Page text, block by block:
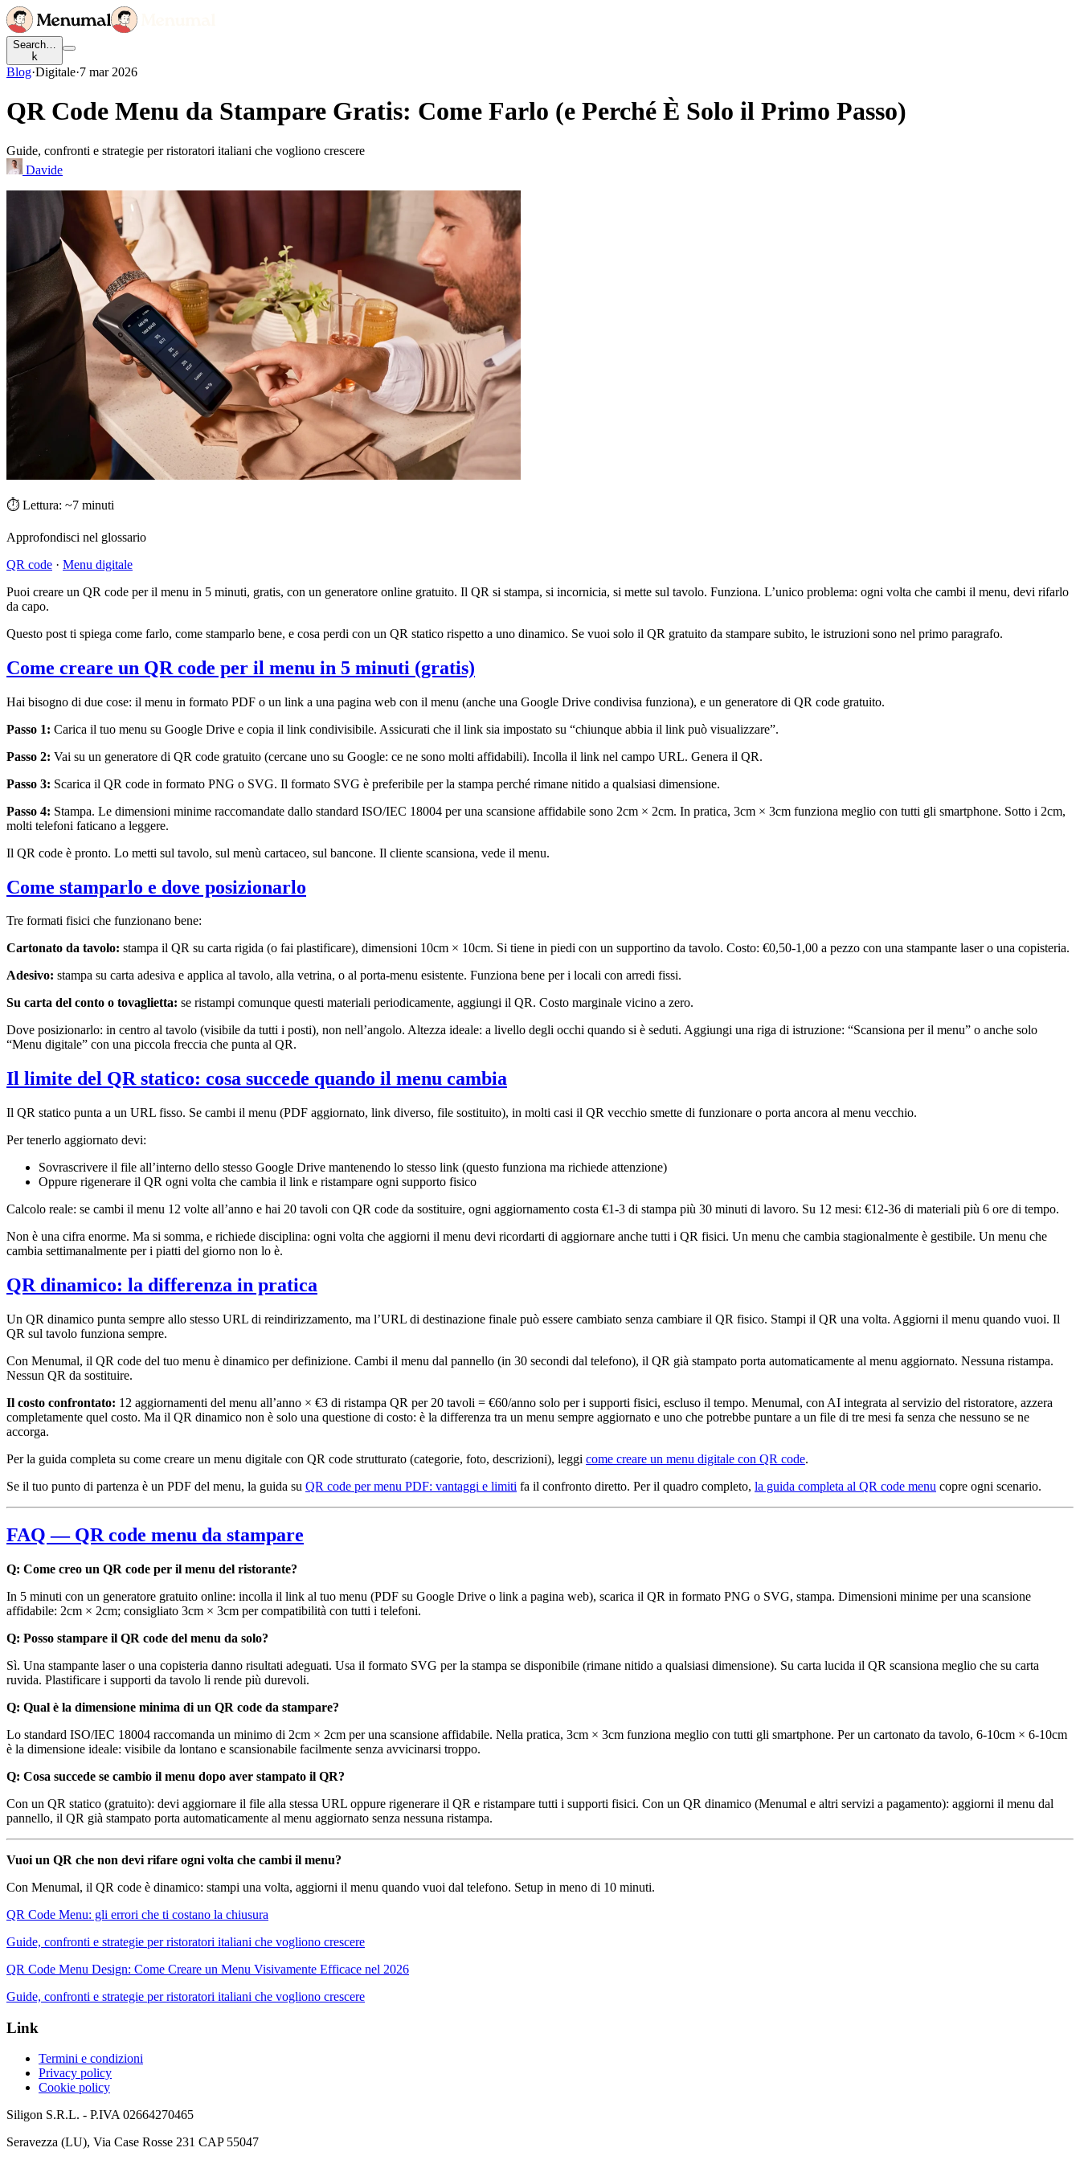
Search…
k
Blog·Digitale·7 mar 2026
QR Code Menu da Stampare Gratis: Come Farlo (e Perché È Solo il Primo Passo)
Guide, confronti e strategie per ristoratori italiani che vogliono crescere
Davide
⏱ Lettura: ~7 minuti
Approfondisci nel glossario
QR code · Menu digitale
Puoi creare un QR code per il menu in 5 minuti, gratis, con un generatore online gratuito. Il QR si stampa, si incornicia, si mette sul tavolo. Funziona. L’unico problema: ogni volta che cambi il menu, devi rifarlo
da capo.
Questo post ti spiega come farlo, come stamparlo bene, e cosa perdi con un QR statico rispetto a uno dinamico. Se vuoi solo il QR gratuito da stampare subito, le istruzioni sono nel primo paragrafo.
Come creare un QR code per il menu in 5 minuti (gratis)
Hai bisogno di due cose: il menu in formato PDF o un link a una pagina web con il menu (anche una Google Drive condivisa funziona), e un generatore di QR code gratuito.
Passo 1: Carica il tuo menu su Google Drive e copia il link condivisibile. Assicurati che il link sia impostato su “chiunque abbia il link può visualizzare”.
Passo 2: Vai su un generatore di QR code gratuito (cercane uno su Google: ce ne sono molti affidabili). Incolla il link nel campo URL. Genera il QR.
Passo 3: Scarica il QR code in formato PNG o SVG. Il formato SVG è preferibile per la stampa perché rimane nitido a qualsiasi dimensione.
Passo 4: Stampa. Le dimensioni minime raccomandate dallo standard ISO/IEC 18004 per una scansione affidabile sono 2cm × 2cm. In pratica, 3cm × 3cm funziona meglio con tutti gli smartphone. Sotto i 2cm,
molti telefoni faticano a leggere.
Il QR code è pronto. Lo metti sul tavolo, sul menù cartaceo, sul bancone. Il cliente scansiona, vede il menu.
Come stamparlo e dove posizionarlo
Tre formati fisici che funzionano bene:
Cartonato da tavolo: stampa il QR su carta rigida (o fai plastificare), dimensioni 10cm × 10cm. Si tiene in piedi con un supportino da tavolo. Costo: €0,50-1,00 a pezzo con una stampante laser o una copisteria.
Adesivo: stampa su carta adesiva e applica al tavolo, alla vetrina, o al porta-menu esistente. Funziona bene per i locali con arredi fissi.
Su carta del conto o tovaglietta: se ristampi comunque questi materiali periodicamente, aggiungi il QR. Costo marginale vicino a zero.
Dove posizionarlo: in centro al tavolo (visibile da tutti i posti), non nell’angolo. Altezza ideale: a livello degli occhi quando si è seduti. Aggiungi una riga di istruzione: “Scansiona per il menu” o anche solo
“Menu digitale” con una piccola freccia che punta al QR.
Il limite del QR statico: cosa succede quando il menu cambia
Il QR statico punta a un URL fisso. Se cambi il menu (PDF aggiornato, link diverso, file sostituito), in molti casi il QR vecchio smette di funzionare o porta ancora al menu vecchio.
Per tenerlo aggiornato devi:
Sovrascrivere il file all’interno dello stesso Google Drive mantenendo lo stesso link (questo funziona ma richiede attenzione)
Oppure rigenerare il QR ogni volta che cambia il link e ristampare ogni supporto fisico
Calcolo reale: se cambi il menu 12 volte all’anno e hai 20 tavoli con QR code da sostituire, ogni aggiornamento costa €1-3 di stampa più 30 minuti di lavoro. Su 12 mesi: €12-36 di materiali più 6 ore di tempo.
Non è una cifra enorme. Ma si somma, e richiede disciplina: ogni volta che aggiorni il menu devi ricordarti di aggiornare anche tutti i QR fisici. Un menu che cambia stagionalmente è gestibile. Un menu che
cambia settimanalmente per i piatti del giorno non lo è.
QR dinamico: la differenza in pratica
Un QR dinamico punta sempre allo stesso URL di reindirizzamento, ma l’URL di destinazione finale può essere cambiato senza cambiare il QR fisico. Stampi il QR una volta. Aggiorni il menu quando vuoi. Il
QR sul tavolo funziona sempre.
Con Menumal, il QR code del tuo menu è dinamico per definizione. Cambi il menu dal pannello (in 30 secondi dal telefono), il QR già stampato porta automaticamente al menu aggiornato. Nessuna ristampa.
Nessun QR da sostituire.
Il costo confrontato: 12 aggiornamenti del menu all’anno × €3 di ristampa QR per 20 tavoli = €60/anno solo per i supporti fisici, escluso il tempo. Menumal, con AI integrata al servizio del ristoratore, azzera
completamente quel costo. Ma il QR dinamico non è solo una questione di costo: è la differenza tra un menu sempre aggiornato e uno che potrebbe puntare a un file di tre mesi fa senza che nessuno se ne
accorga.
Per la guida completa su come creare un menu digitale con QR code strutturato (categorie, foto, descrizioni), leggi come creare un menu digitale con QR code.
Se il tuo punto di partenza è un PDF del menu, la guida su QR code per menu PDF: vantaggi e limiti fa il confronto diretto. Per il quadro completo, la guida completa al QR code menu copre ogni scenario.
FAQ — QR code menu da stampare
Q: Come creo un QR code per il menu del ristorante?
In 5 minuti con un generatore gratuito online: incolla il link al tuo menu (PDF su Google Drive o link a pagina web), scarica il QR in formato PNG o SVG, stampa. Dimensioni minime per una scansione
affidabile: 2cm × 2cm; consigliato 3cm × 3cm per compatibilità con tutti i telefoni.
Q: Posso stampare il QR code del menu da solo?
Sì. Una stampante laser o una copisteria danno risultati adeguati. Usa il formato SVG per la stampa se disponibile (rimane nitido a qualsiasi dimensione). Su carta lucida il QR scansiona meglio che su carta
ruvida. Plastificare i supporti da tavolo li rende più durevoli.
Q: Qual è la dimensione minima di un QR code da stampare?
Lo standard ISO/IEC 18004 raccomanda un minimo di 2cm × 2cm per una scansione affidabile. Nella pratica, 3cm × 3cm funziona meglio con tutti gli smartphone. Per un cartonato da tavolo, 6-10cm × 6-10cm
è la dimensione ideale: visibile da lontano e scansionabile facilmente senza avvicinarsi troppo.
Q: Cosa succede se cambio il menu dopo aver stampato il QR?
Con un QR statico (gratuito): devi aggiornare il file alla stessa URL oppure rigenerare il QR e ristampare tutti i supporti fisici. Con un QR dinamico (Menumal e altri servizi a pagamento): aggiorni il menu dal
pannello, il QR già stampato porta automaticamente al menu aggiornato senza nessuna ristampa.
Vuoi un QR che non devi rifare ogni volta che cambi il menu?
Con Menumal, il QR code è dinamico: stampi una volta, aggiorni il menu quando vuoi dal telefono. Setup in meno di 10 minuti.
QR Code Menu: gli errori che ti costano la chiusura
Guide, confronti e strategie per ristoratori italiani che vogliono crescere
QR Code Menu Design: Come Creare un Menu Visivamente Efficace nel 2026
Guide, confronti e strategie per ristoratori italiani che vogliono crescere
Link
Termini e condizioni
Privacy policy
Cookie policy
Siligon S.R.L. - P.IVA 02664270465
Seravezza (LU), Via Case Rosse 231 CAP 55047